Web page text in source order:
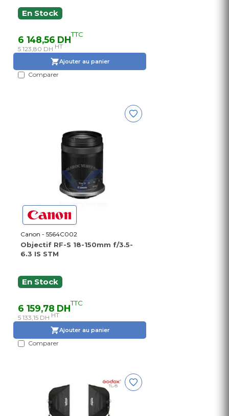
En Stock
6 148,56 DHTTC
5 123,80 DH HT
Ajouter au panier
Comparer
Canon - 5564C002
Objectif RF-S 18-150mm f/3.5-
6.3 IS STM
En Stock
6 159,78 DHTTC
5 133,15 DH HT
Ajouter au panier
Comparer